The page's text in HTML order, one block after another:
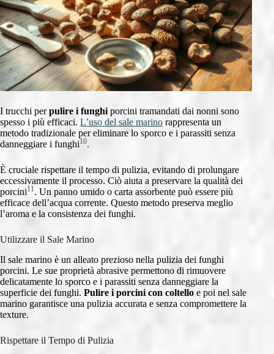
I trucchi perpulire i funghi porcini tramandati dai nonni sono
spesso i più efficaci. L’uso del sale marino rappresenta un
metodo tradizionale per eliminare lo sporco e i parassiti senza
danneggiare i funghi10.
È cruciale rispettare il tempo di pulizia, evitando di prolungare
eccessivamente il processo. Ciò aiuta a preservare la qualità dei
porcini11. Un panno umido o carta assorbente può essere più
efficace dell’acqua corrente. Questo metodo preserva meglio
l’aroma e la consistenza dei funghi.
Utilizzare il Sale Marino
Il sale marino è un alleato prezioso nella pulizia dei funghi
porcini. Le sue proprietà abrasive permettono di rimuovere
delicatamente lo sporco e i parassiti senza danneggiare la
superficie dei funghi. Pulire i porcini con coltello e poi nel sale
marino garantisce una pulizia accurata e senza compromettere la
texture.
Rispettare il Tempo di Pulizia